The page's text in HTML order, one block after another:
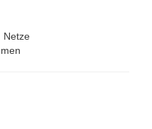
Netze